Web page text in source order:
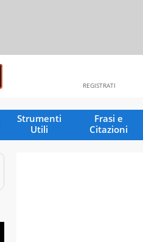
REGISTRATI
Strumenti
Utili
Frasi e
Citazioni